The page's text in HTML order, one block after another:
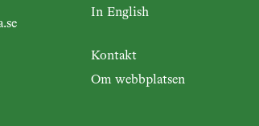
In English
Kontakt
Om webbplatsen